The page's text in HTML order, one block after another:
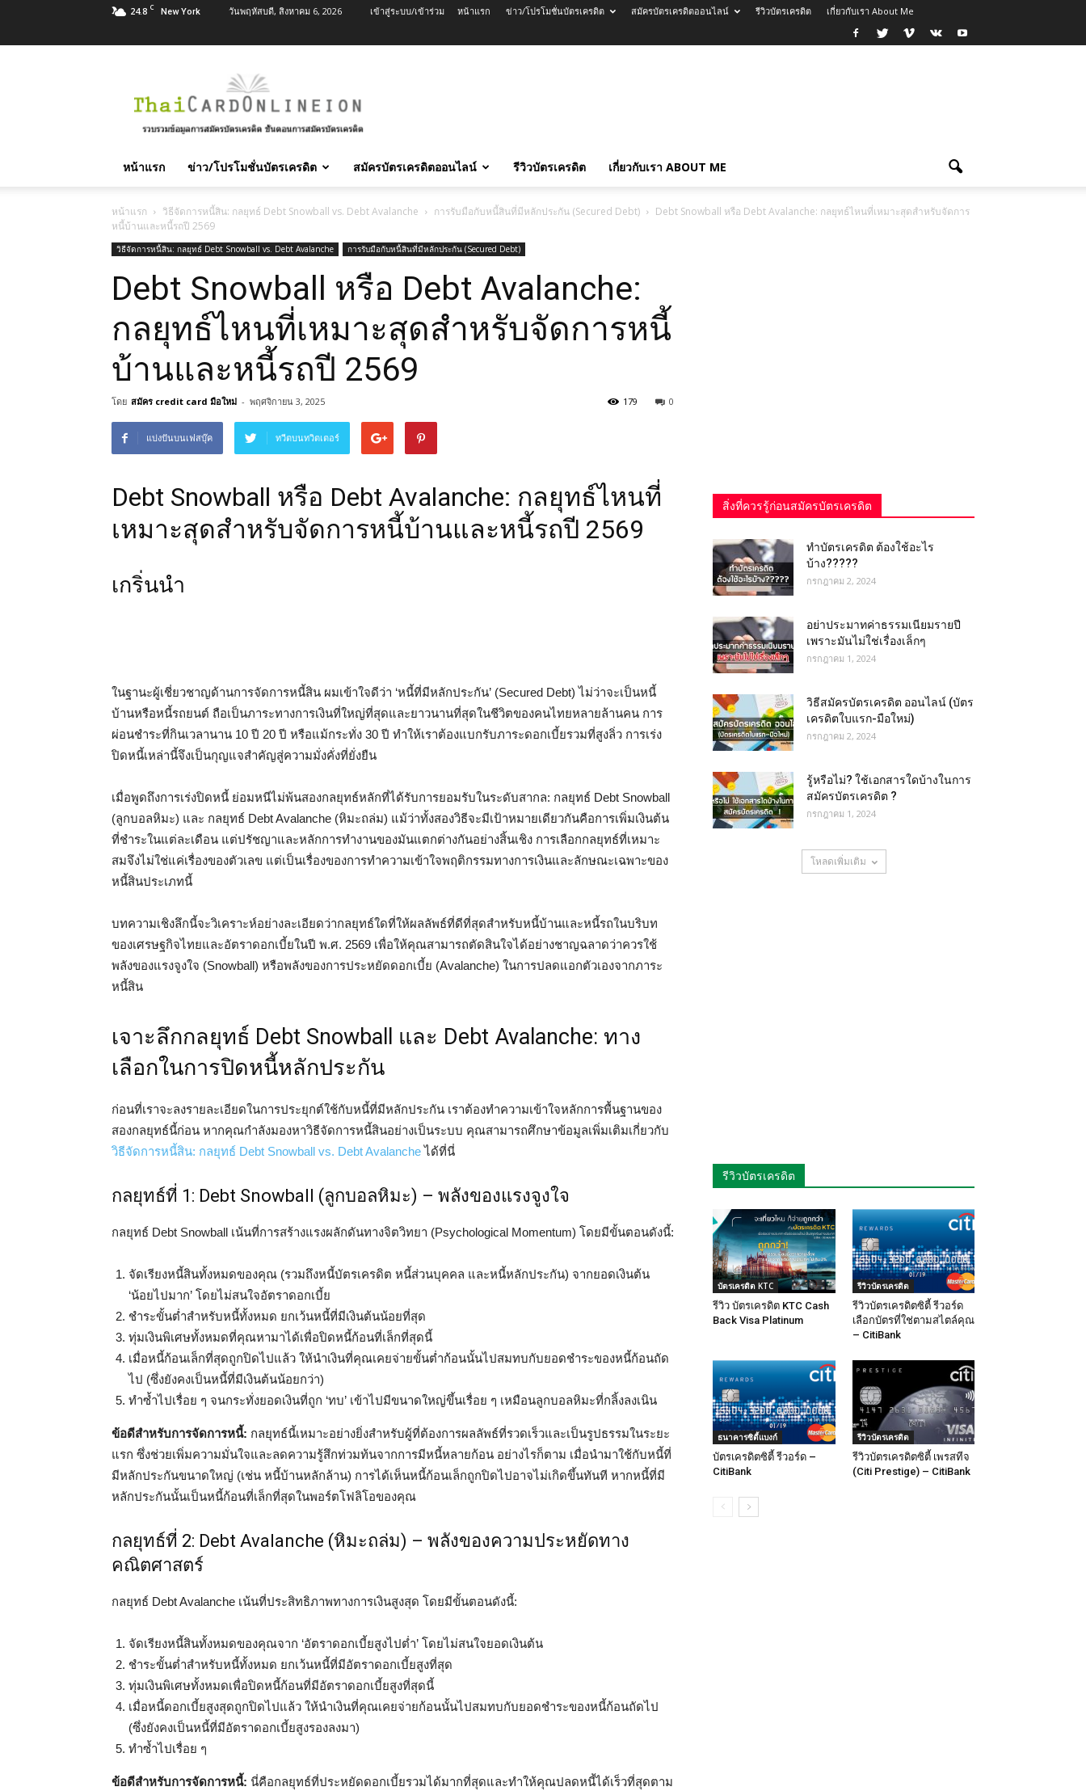
24.8 C New York วันพฤหัสบดี, สิงหาคม 6, 2026 เข้าสู่ระบบ/เข้าร่วม หน้าแรก ข่าว/โปรโมชั่นบัตรเครดิต สมัครบัตรเครดิตออนไลน์ รีวิวบัตรเครดิต เกี่ยวกับเรา About Me
เครดิต
บัตร
เงินสด
เชื่อ
บุคคล
ทุก
อนุมัติ
เร็ว
ฟรี
หน้าแรก ข่าว/โปรโมชั่นบัตรเครดิต สมัครบัตรเครดิตออนไลน์ รีวิวบัตรเครดิต เกี่ยวกับเรา ABOUT ME
หน้าแรก วิธีจัดการหนี้สิน: กลยุทธ์ Debt Snowball vs. Debt Avalanche การรับมือกับหนี้สินที่มีหลักประกัน (Secured Debt)
Debt Snowball หรือ Debt Avalanche: กลยุทธ์ไหนที่เหมาะสุดสำหรับจัดการ
หนี้บ้านและหนี้รถปี 2569
วิธีจัดการหนี้สิน: กลยุทธ์ Debt Snowball vs. Debt Avalanche การรับมือกับหนี้สินที่มีหลักประกัน (Secured Debt)
Debt Snowball หรือ Debt Avalanche:
กลยุทธ์ไหนที่เหมาะสุดสำหรับจัดการหนี้
บ้านและหนี้รถปี 2569
โดย สมัคร credit card มือใหม่ - พฤศจิกายน 3, 2025 0
179
แบ่งปันบนเฟสบุ๊ค ทวีตบนทวิตเตอร์
Debt Snowball หรือ Debt Avalanche: กลยุทธ์ไหนที่
เหมาะสุดสำหรับจัดการหนี้บ้านและหนี้รถปี 2569
เกริ่นนำ
ในฐานะผู้เชี่ยวชาญด้านการจัดการหนี้สิน ผมเข้าใจดีว่า ‘หนี้ที่มีหลักประกัน’ (Secured Debt) ไม่ว่าจะเป็นหนี้
บ้านหรือหนี้รถยนต์ ถือเป็นภาระทางการเงินที่ใหญ่ที่สุดและยาวนานที่สุดในชีวิตของคนไทยหลายล้านคน การ
ผ่อนชำระที่กินเวลานาน 10 ปี 20 ปี หรือแม้กระทั่ง 30 ปี ทำให้เราต้องแบกรับภาระดอกเบี้ยรวมที่สูงลิ่ว การเร่ง
ปิดหนี้เหล่านี้จึงเป็นกุญแจสำคัญสู่ความมั่งคั่งที่ยั่งยืน
เมื่อพูดถึงการเร่งปิดหนี้ ย่อมหนีไม่พ้นสองกลยุทธ์หลักที่ได้รับการยอมรับในระดับสากล: กลยุทธ์ Debt Snowball
(ลูกบอลหิมะ) และ กลยุทธ์ Debt Avalanche (หิมะถล่ม) แม้ว่าทั้งสองวิธีจะมีเป้าหมายเดียวกันคือการเพิ่มเงินต้น
ที่ชำระในแต่ละเดือน แต่ปรัชญาและหลักการทำงานของมันแตกต่างกันอย่างสิ้นเชิง การเลือกกลยุทธ์ที่เหมาะ
สมจึงไม่ใช่แค่เรื่องของตัวเลข แต่เป็นเรื่องของการทำความเข้าใจพฤติกรรมทางการเงินและลักษณะเฉพาะของ
หนี้สินประเภทนี้
บทความเชิงลึกนี้จะวิเคราะห์อย่างละเอียดว่ากลยุทธ์ใดที่ให้ผลลัพธ์ที่ดีที่สุดสำหรับหนี้บ้านและหนี้รถในบริบท
ของเศรษฐกิจไทยและอัตราดอกเบี้ยในปี พ.ศ. 2569 เพื่อให้คุณสามารถตัดสินใจได้อย่างชาญฉลาดว่าควรใช้
พลังของแรงจูงใจ (Snowball) หรือพลังของการประหยัดดอกเบี้ย (Avalanche) ในการปลดแอกตัวเองจากภาระ
หนี้สิน
เจาะลึกกลยุทธ์ Debt Snowball และ Debt Avalanche: ทาง
เลือกในการปิดหนี้หลักประกัน
ก่อนที่เราจะลงรายละเอียดในการประยุกต์ใช้กับหนี้ที่มีหลักประกัน เราต้องทำความเข้าใจหลักการพื้นฐานของ
สองกลยุทธ์นี้ก่อน หากคุณกำลังมองหาวิธีจัดการหนี้สินอย่างเป็นระบบ คุณสามารถศึกษาข้อมูลเพิ่มเติมเกี่ยวกับ
วิธีจัดการหนี้สิน: กลยุทธ์ Debt Snowball vs. Debt Avalancheได้ที่นี่
กลยุทธ์ที่ 1: Debt Snowball (ลูกบอลหิมะ) – พลังของแรงจูงใจ
กลยุทธ์ Debt Snowball เน้นที่การสร้างแรงผลักดันทางจิตวิทยา (Psychological Momentum) โดยมีขั้นตอนดังนี้:
จัดเรียงหนี้สินทั้งหมดของคุณ (รวมถึงหนี้บัตรเครดิต หนี้ส่วนบุคคล และหนี้หลักประกัน) จากยอดเงินต้น
‘น้อยไปมาก’ โดยไม่สนใจอัตราดอกเบี้ย
ชำระขั้นต่ำสำหรับหนี้ทั้งหมด ยกเว้นหนี้ที่มีเงินต้นน้อยที่สุด
ทุ่มเงินพิเศษทั้งหมดที่คุณหามาได้เพื่อปิดหนี้ก้อนที่เล็กที่สุดนี้
เมื่อหนี้ก้อนเล็กที่สุดถูกปิดไปแล้ว ให้นำเงินที่คุณเคยจ่ายขั้นต่ำก้อนนั้นไปสมทบกับยอดชำระของหนี้ก้อนถัด
ไป (ซึ่งยังคงเป็นหนี้ที่มีเงินต้นน้อยกว่า)
ทำซ้ำไปเรื่อย ๆ จนกระทั่งยอดเงินที่ถูก ‘ทบ’ เข้าไปมีขนาดใหญ่ขึ้นเรื่อย ๆ เหมือนลูกบอลหิมะที่กลิ้งลงเนิน
ข้อดีสำหรับการจัดการหนี้: กลยุทธ์นี้เหมาะอย่างยิ่งสำหรับผู้ที่ต้องการผลลัพธ์ที่รวดเร็วและเป็นรูปธรรมในระยะ
แรก ซึ่งช่วยเพิ่มความมั่นใจและลดความรู้สึกท่วมท้นจากการมีหนี้หลายก้อน อย่างไรก็ตาม เมื่อนำมาใช้กับหนี้ที่
มีหลักประกันขนาดใหญ่ (เช่น หนี้บ้านหลักล้าน) การได้เห็นหนี้ก้อนเล็กถูกปิดไปอาจไม่เกิดขึ้นทันที หากหนี้ที่มี
หลักประกันนั้นเป็นหนี้ก้อนที่เล็กที่สุดในพอร์ตโฟลิโอของคุณ
กลยุทธ์ที่ 2: Debt Avalanche (หิมะถล่ม) – พลังของความประหยัดทาง
คณิตศาสตร์
กลยุทธ์ Debt Avalanche เน้นที่ประสิทธิภาพทางการเงินสูงสุด โดยมีขั้นตอนดังนี้:
จัดเรียงหนี้สินทั้งหมดของคุณจาก ‘อัตราดอกเบี้ยสูงไปต่ำ’ โดยไม่สนใจยอดเงินต้น
ชำระขั้นต่ำสำหรับหนี้ทั้งหมด ยกเว้นหนี้ที่มีอัตราดอกเบี้ยสูงที่สุด
ทุ่มเงินพิเศษทั้งหมดเพื่อปิดหนี้ก้อนที่มีอัตราดอกเบี้ยสูงที่สุดนี้
เมื่อหนี้ดอกเบี้ยสูงสุดถูกปิดไปแล้ว ให้นำเงินที่คุณเคยจ่ายก้อนนั้นไปสมทบกับยอดชำระของหนี้ก้อนถัดไป
(ซึ่งยังคงเป็นหนี้ที่มีอัตราดอกเบี้ยสูงรองลงมา)
ทำซ้ำไปเรื่อย ๆ
ข้อดีสำหรับการจัดการหนี้: นี่คือกลยุทธ์ที่ประหยัดดอกเบี้ยรวมได้มากที่สุดและทำให้คุณปลดหนี้ได้เร็วที่สุดตาม
สิ่งที่ควรรู้ก่อนสมัครบัตรเครดิต
ทำบัตรเครดิต ต้องใช้อะไร
บ้าง?????
กรกฎาคม 2, 2024
อย่าประมาทค่าธรรมเนียมรายปี
เพราะมันไม่ใช่เรื่องเล็กๆ
กรกฎาคม 1, 2024
วิธีสมัครบัตรเครดิต ออนไลน์ (บัตร
เครดิตใบแรก-มือใหม่)
กรกฎาคม 2, 2024
รู้หรือไม่? ใช้เอกสารใดบ้างในการ
สมัครบัตรเครดิต ?
กรกฎาคม 1, 2024
โหลดเพิ่มเติม
รีวิวบัตรเครดิต
บัตรเครดิต KTC
รีวิว บัตรเครดิต KTC Cash
Back Visa Platinum
รีวิวบัตรเครดิต
รีวิวบัตรเครดิตซิตี้ รีวอร์ด
เลือกบัตรที่ใช่ตามสไตล์คุณ
– CitiBank
ธนาคารซิตี้แบงก์
บัตรเครดิตซิตี้ รีวอร์ด –
CitiBank
รีวิวบัตรเครดิต
รีวิวบัตรเครดิตซิตี้ เพรสทีจ
(Citi Prestige) – CitiBank